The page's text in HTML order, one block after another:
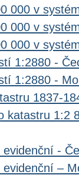
000 v
000 v
000 v
1:2880 -
1:2880 -
1837-
katastru 1:2
-
–